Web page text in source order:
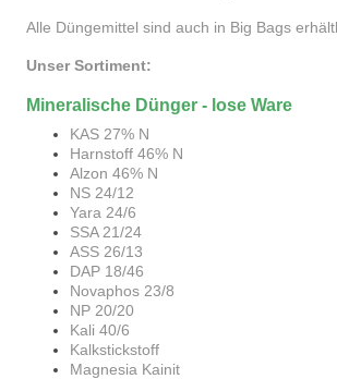
Alle Düngemittel sind auch in Big Bags
Unser Sortiment:
Mineralische Dünger - lose Ware
KAS 27% N
Harnstoff 46% N
Alzon 46% N
NS 24/12
Yara 24/6
SSA 21/24
ASS 26/13
DAP 18/46
Novaphos 23/8
NP 20/20
Kali 40/6
Kalkstickstoff
Magnesia Kainit